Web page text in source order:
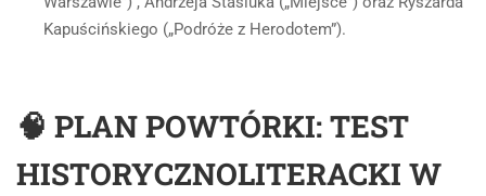
Kapuścińskiego („Podróże z Herodotem”).
🧠 PLAN POWTÓRKI: TEST
HISTORYCZNOLITERACKI W